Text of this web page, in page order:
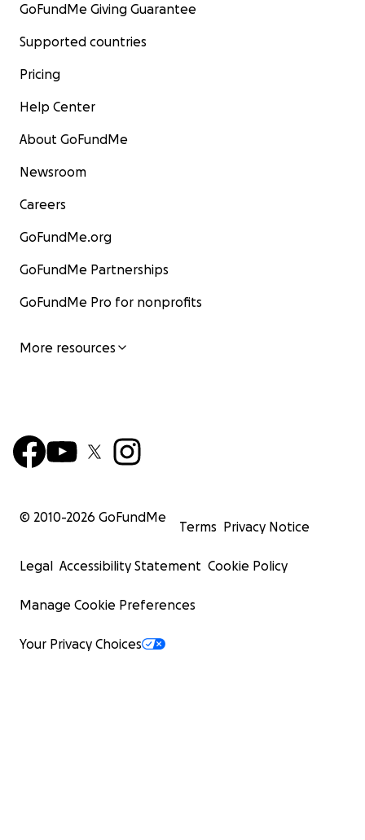
GoFundMe Giving Guarantee
Supported countries
Pricing
Help Center
About GoFundMe
Newsroom
Careers
GoFundMe.org
GoFundMe Partnerships
GoFundMe Pro for nonprofits
More resources
© 2010-2026 GoFundMe
Terms Privacy Notice
Legal Accessibility Statement Cookie Policy
Manage Cookie Preferences
Your Privacy Choices